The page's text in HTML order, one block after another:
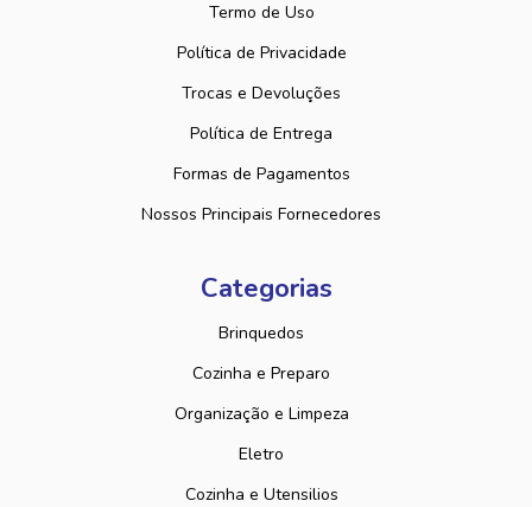
Termo de Uso
Política de Privacidade
Trocas e Devoluções
Política de Entrega
Formas de Pagamentos
Nossos Principais Fornecedores
Categorias
Brinquedos
Cozinha e Preparo
Organização e Limpeza
Eletro
Cozinha e Utensilios